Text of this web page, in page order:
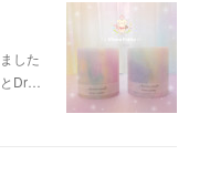
した
Dr…